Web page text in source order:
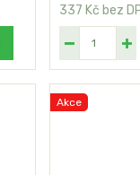
337 Kč bez
Akce